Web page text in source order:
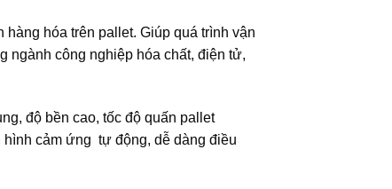
hóa trên pallet. Giúp quá trình vận
ngành công nghiệp hóa chất, điện tử,
độ bền cao, tốc độ quấn pallet
hình cảm ứng tự động, dễ dàng điều